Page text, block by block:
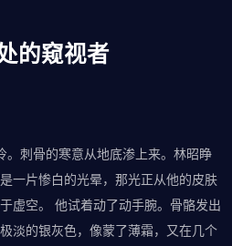
的窥视者
。刺骨的寒意从地底渗上来。林昭睁
一片惨白的光晕，那光正从他的皮肤
虚空。 他试着动了动手腕。骨骼发出
淡的银灰色，像蒙了薄霜，又在几个